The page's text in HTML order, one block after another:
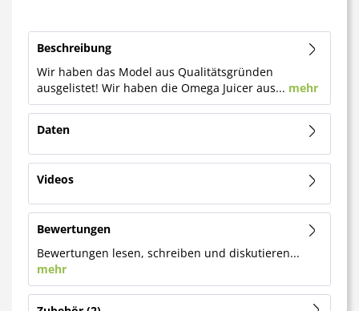
Beschreibung
Wir haben das Model aus Qualitätsgründen
ausgelistet! Wir haben die Omega Juicer aus... mehr
Daten
Videos
Bewertungen
Bewertungen lesen, schreiben und diskutieren...
mehr